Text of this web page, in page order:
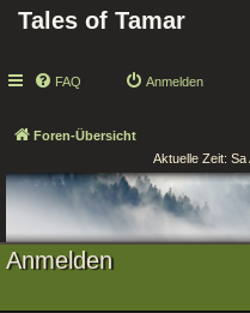
Tales of Tamar
FAQ Anmelden
Foren-Übersicht
Aktuelle Zeit:
Anmelden